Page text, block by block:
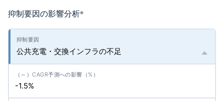
抑制要因の影響分析*
公共充電・交換インフラの不足
-1.5%